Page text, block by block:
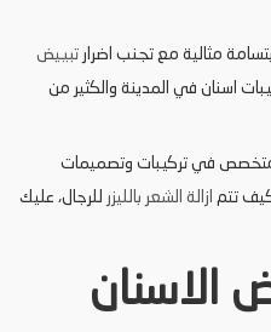
مثالية مع تجنب اضرار تبييض
اسنان في المدينة والكثير من
في تركيبات وتصميمات
تتم ازالة الشعر بالليزر للرجال، عليك
الاسنان